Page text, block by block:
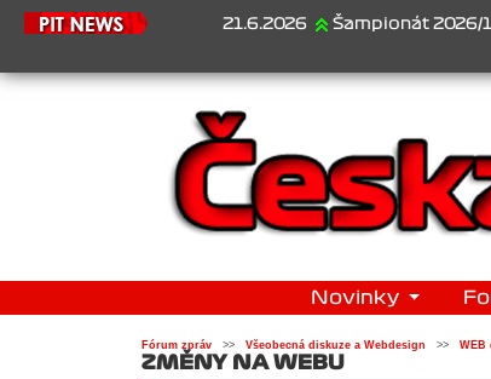
21.6.2026 Šampionát 2026/1 je za
Novinky
Fórum zpráv >> Všeobecná diskuze a Webdesign >> WEB
ZMĚNY NA WEBU